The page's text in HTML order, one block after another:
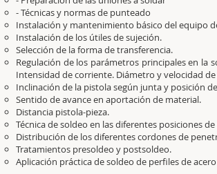
- Técnicas y normas de punteado
Instalación y mantenimiento básico del equipo
Instalación de los útiles de sujeción.
Selección de la forma de transferencia.
Regulación de los parámetros principales en la
Intensidad de corriente. Diámetro y velocidad
Inclinación de la pistola según junta y posición
Sentido de avance en aportación de material.
Distancia pistola-pieza.
Técnica de soldeo en las diferentes posiciones
Distribución de los diferentes cordones de
Tratamientos presoldeo y postsoldeo.
Aplicación práctica de soldeo de perfiles de